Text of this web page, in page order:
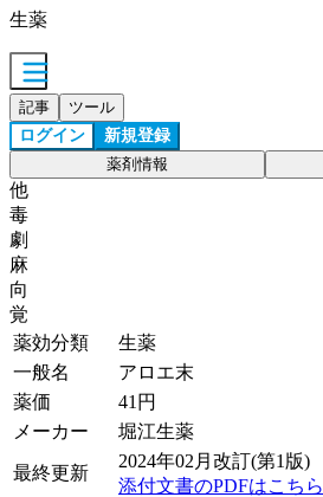
生薬
記事 ツール
ログイン 新規登録
薬剤情報
他
毒
劇
麻
向
覚
薬効分類
生薬
一般名
アロエ末
薬価
41 円
メーカー
堀江生薬
最終更新
2024年02月改訂(第1版)
添付文書のPDFはこちら